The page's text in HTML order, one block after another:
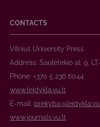
CONTACTS
Vilnius University Press
Address: Saulėtekio al. 9,
Phone: +370 5 236 6044
www.leidykla.vu.lt
E-mail:
www.journals.vu.lt